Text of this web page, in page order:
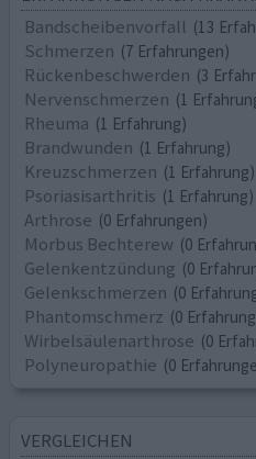
Bandscheibenvorfall (13
Schmerzen (7 Erfahrungen)
Rückenbeschwerden (3
Nervenschmerzen (1
Rheuma (1 Erfahrung)
Brandwunden (1 Erfahrung)
Kreuzschmerzen (1 Erfahrung)
Psoriasisarthritis (1 Erfahrung)
Arthrose (0 Erfahrungen)
Morbus Bechterew (0
Gelenkentzündung (0
Gelenkschmerzen (0
Phantomschmerz (0
Wirbelsäulenarthrose (0
Polyneuropathie (0
VERGLEICHEN